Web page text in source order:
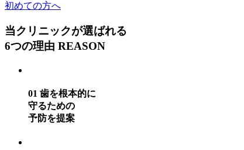
初めての方へ
当クリニックが選ばれる
6つの理由 REASON
01 歯を根本的に
守るための
予防を提案